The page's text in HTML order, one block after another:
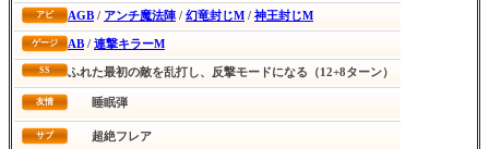
アビ AGB / アンチ魔法陣 / 幻竜封じM / 神王封じM
ゲージ AB / 連撃キラーM
SS ふれた最初の敵を乱打し、反撃モードになる（12+8ターン）
友情 睡眠弾
サブ 超絶フレア